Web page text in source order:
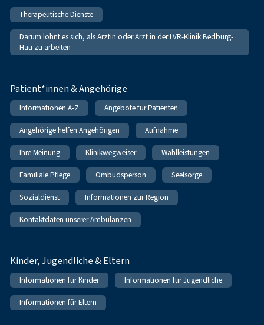
Therapeutische Dienste
Darum lohnt es sich, als Ärztin oder Arzt in der LVR-Klinik Bedburg-
Hau zu arbeiten
Patient*innen & Angehörige
Informationen A-Z Angebote für Patienten
Angehörige helfen Angehörigen Aufnahme
Ihre Meinung Klinikwegweiser Wahlleistungen
Familiale Pflege Ombudsperson Seelsorge
Sozialdienst Informationen zur Region
Kontaktdaten unserer Ambulanzen
Kinder, Jugendliche & Eltern
Informationen für Kinder Informationen für Jugendliche
Informationen für Eltern